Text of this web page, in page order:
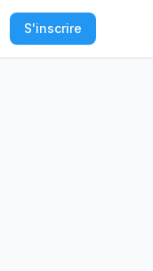
S'inscrire